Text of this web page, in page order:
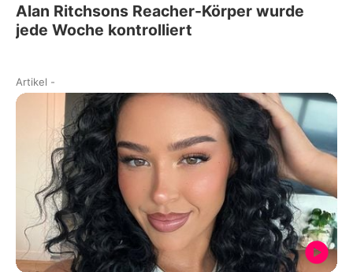
Alan Ritchsons Reacher-Körper wurde
jede Woche kontrolliert
Artikel -